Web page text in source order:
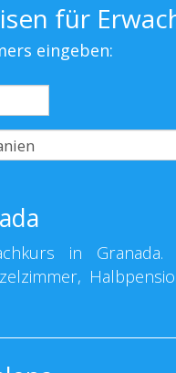
für
eingeben:
in